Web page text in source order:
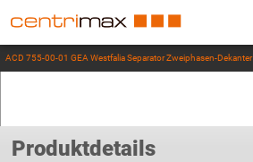
ACD 755-00-01 GEA Westfalia Separator Zweiphasen-Dekanter
Produktdetails